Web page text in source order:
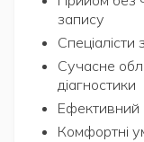
запису
Сучасне
діагностики
Ефективний
Комфортні